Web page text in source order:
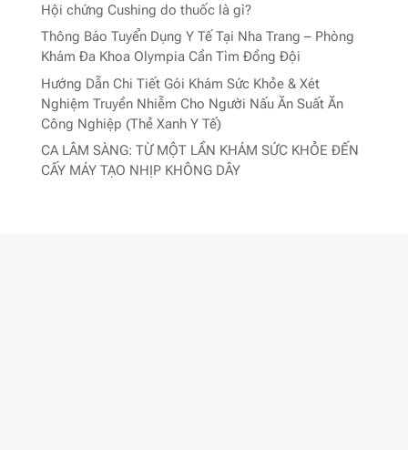
Hội chứng Cushing do thuốc là gì?
Thông Báo Tuyển Dụng Y Tế Tại Nha Trang – Phòng
Khám Đa Khoa Olympia Cần Tìm Đồng Đội
Hướng Dẫn Chi Tiết Gói Khám Sức Khỏe & Xét
Nghiệm Truyền Nhiễm Cho Người Nấu Ăn Suất Ăn
Công Nghiệp (Thẻ Xanh Y Tế)
CA LÂM SÀNG: TỪ MỘT LẦN KHÁM SỨC KHỎE ĐẾN
CẤY MÁY TẠO NHỊP KHÔNG DÂY